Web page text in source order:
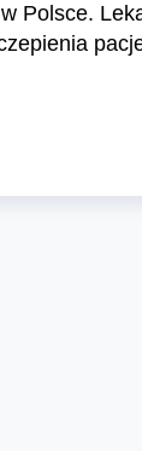
Polsce.